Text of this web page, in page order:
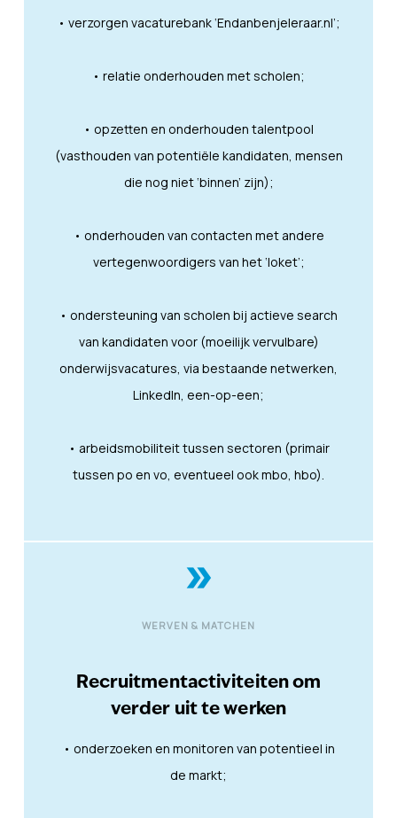
• verzorgen vacaturebank ‘Endanbenjeleraar.nl’;
• relatie onderhouden met scholen;
• opzetten en onderhouden talentpool
(vasthouden van potentiële kandidaten, mensen
die nog niet ‘binnen’ zijn);
• onderhouden van contacten met andere
vertegenwoordigers van het ‘loket’;
• ondersteuning van scholen bij actieve search
van kandidaten voor (moeilijk vervulbare)
onderwijsvacatures, via bestaande netwerken,
LinkedIn, een-op-een;
• arbeidsmobiliteit tussen sectoren (primair
tussen po en vo, eventueel ook mbo, hbo).
double_arrow
WERVEN & MATCHEN
Recruitmentactiviteiten om
verder uit te werken
• onderzoeken en monitoren van potentieel in
de markt;